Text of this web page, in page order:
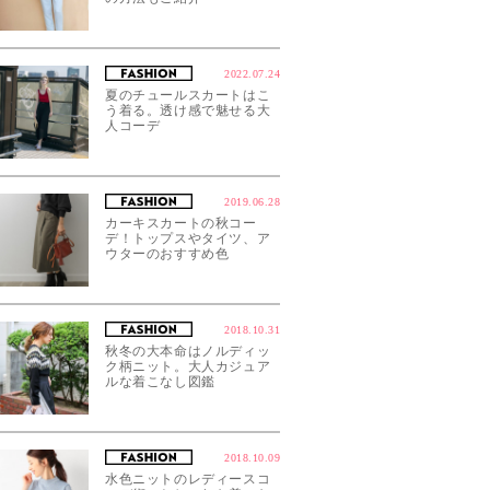
2022.07.24
夏のチュールスカートはこ
う着る。透け感で魅せる大
人コーデ
2019.06.28
カーキスカートの秋コー
デ！トップスやタイツ、ア
ウターのおすすめ色
2018.10.31
秋冬の大本命はノルディッ
ク柄ニット。大人カジュア
ルな着こなし図鑑
2018.10.09
水色ニットのレディースコ